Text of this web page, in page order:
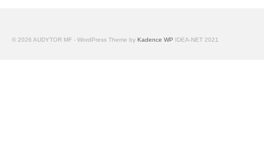
© 2026 AUDYTOR MF - WordPress Theme by Kadence WP IDEA-NET 2021